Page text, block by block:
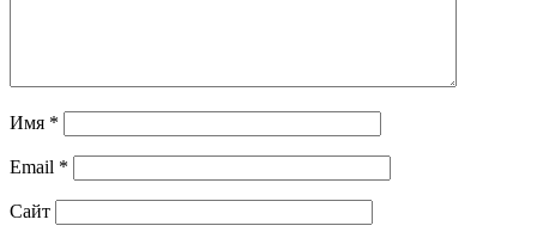
Имя *
Email *
Сайт